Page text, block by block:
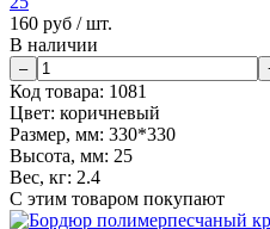
160 руб / шт.
В наличии
Код товара: 1081
Цвет: коричневый
Размер, мм: 330*330
Высота, мм: 25
Вес, кг: 2.4
С этим товаром покупают